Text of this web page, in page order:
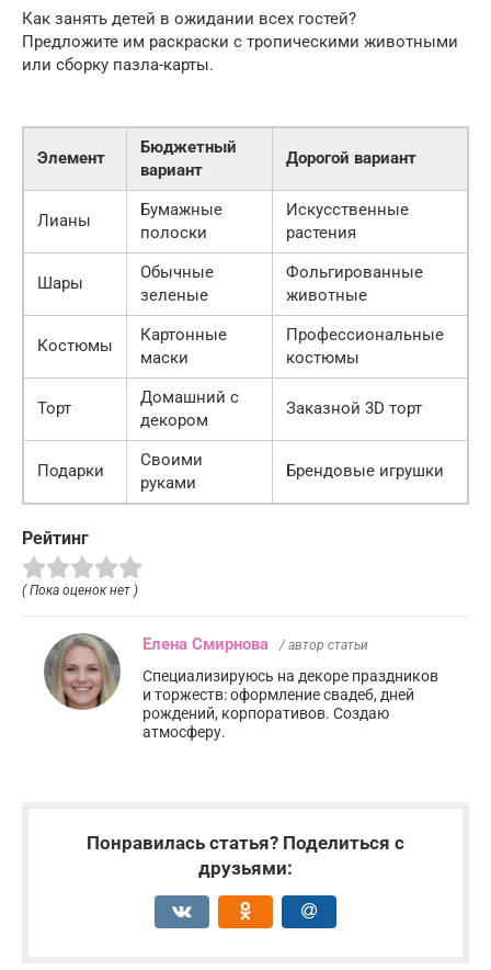
Как занять детей в ожидании всех гостей?
Предложите им раскраски с тропическими животными
или сборку пазла-карты.
Элемент
Бюджетный
вариант
Дорогой вариант
Лианы
Бумажные
полоски
Искусственные
растения
Шары
Обычные
зеленые
Фольгированные
животные
Костюмы
Картонные
маски
Профессиональные
костюмы
Торт
Домашний с
декором
Заказной 3D торт
Подарки
Своими
руками
Брендовые игрушки
Рейтинг
( Пока оценок нет )
Елена Смирнова / автор статьи
Специализируюсь на декоре праздников
и торжеств: оформление свадеб, дней
рождений, корпоративов. Создаю
атмосферу.
Понравилась статья? Поделиться с
друзьями: